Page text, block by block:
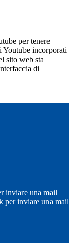
per tenere
Youtube incorporati
sito web sta
di
inviare una mail
per inviare una mail